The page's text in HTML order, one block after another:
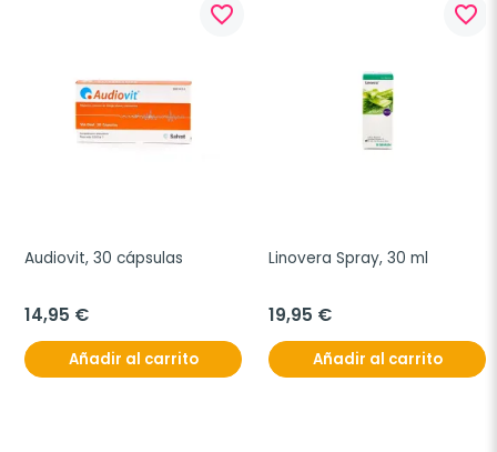
favorite_border
Audiovit, 30 cápsulas
14,95 €
Añadir al carrito
favorite_border
Linovera Spray, 30 ml
19,95 €
Añadir al carrito